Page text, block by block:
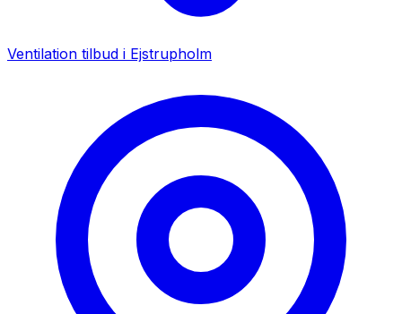
Ventilation tilbud i Ejstrupholm